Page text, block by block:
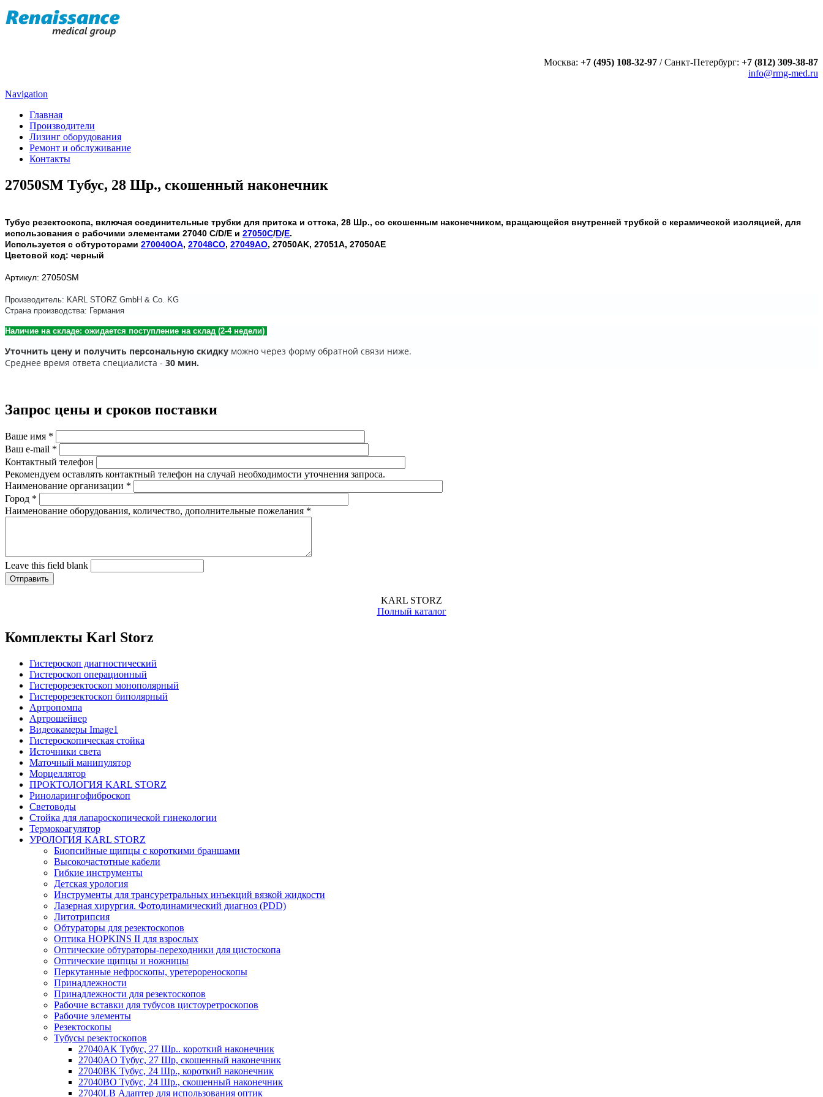
Москва: +7 (495) 108-32-97 / Санкт-Петербург: +7 (812) 309-38-87
info@rmg-med.ru
Navigation
Главная
Производители
Лизинг оборудования
Ремонт и обслуживание
Контакты
27050SM Тубус, 28 Шр., скошенный наконечник
Тубус резектоскопа, включая соединительные трубки для притока и оттока, 28 Шр., со скошенным наконечником, вращающейся внутренней трубкой с керамической изоляцией, для
использования с рабочими элементами 27040 C/D/E и 27050C/D/E.
Используется с обтуроторами 270040OA, 27048CO, 27049AO, 27050AK, 27051А, 27050AE
Цветовой код: черный
Артикул: 27050SM
Производитель: KARL STORZ GmbH & Co. KG
Страна производства: Германия
Наличие на складе: ожидается поступление на склад (2-4 недели)
Уточнить цену и получить персональную скидку можно через форму обратной связи ниже.
Среднее время ответа специалиста - 30 мин.
Запрос цены и сроков поставки
Ваше имя *
Ваш e-mail *
Контактный телефон
Рекомендуем оставлять контактный телефон на случай необходимости уточнения запроса.
Наименование организации *
Город *
Наименование оборудования, количество, дополнительные пожелания *
Leave this field blank
KARL STORZ
Полный каталог
Комплекты Karl Storz
Гистероскоп диагностический
Гистероскоп операционный
Гистерорезектоскоп монополярный
Гистерорезектоскоп биполярный
Артропомпа
Артрошейвер
Видеокамеры Image1
Гистероскопическая стойка
Источники света
Маточный манипулятор
Морцеллятор
ПРОКТОЛОГИЯ KARL STORZ
Риноларингофиброскоп
Световоды
Стойка для лапароскопической гинекологии
Термокоагулятор
УРОЛОГИЯ KARL STORZ
Биопсийные щипцы с короткими браншами
Высокочастотные кабели
Гибкие инструменты
Детская урология
Инструменты для трансуретральных инъекций вязкой жидкости
Лазерная хирургия. Фотодинамический диагноз (PDD)
Литотрипсия
Обтураторы для резектоскопов
Оптика HOPKINS II для взрослых
Оптические обтураторы-переходники для цистоскопа
Оптические щипцы и ножницы
Перкутанные нефроскопы, уретерореноскопы
Принадлежности
Принадлежности для резектоскопов
Рабочие вставки для тубусов цистоуретроскопов
Рабочие элементы
Резектоскопы
Тубусы резектоскопов
27040AK Тубус, 27 Шр.. короткий наконечник
27040AO Тубус, 27 Шр, скошенный наконечник
27040BK Тубус, 24 Шр., короткий наконечник
27040BO Тубус, 24 Шр., скошенный наконечник
27040LB Адаптер для использования оптик